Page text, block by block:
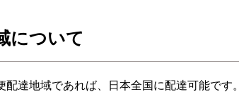
について
配達地域であれば、日本全国に配達可能です。